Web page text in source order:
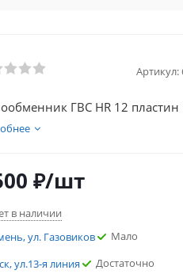
Артикул:
ГВС HR 12 пластин
₽/шт
в наличии
ул. Газовиков
Мало
ул.13-я линия
Достаточно